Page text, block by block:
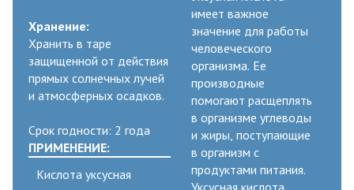
Хранение:
Хранить в таре
защищенной от действия
прямых солнечных лучей
и атмосферных осадков.
Срок годности: 2 года
ПРИМЕНЕНИЕ:
Кислота уксусная
имеет важное
значение для работы
человеческого
организма. Ее
производные
помогают расщеплять
в организме углеводы
и жиры, поступающие
в организм с
продуктами питания.
Уксусная кислота